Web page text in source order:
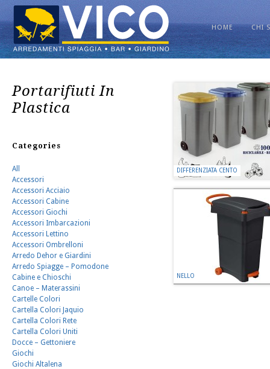
HOME CHI
Portarifiuti In
Plastica
Categories
All
Accessori
Accessori Acciaio
Accessori Cabine
Accessori Giochi
Accessori Imbarcazioni
Accessori Lettino
Accessori Ombrelloni
Arredo Dehor e Giardini
Arredo Spiagge – Pomodone
Cabine e Chioschi
Canoe – Materassini
Cartelle Colori
Cartella Colori Jaquio
Cartella Colori Rete
Cartella Colori Uniti
Docce – Gettoniere
Giochi
Giochi Altalena
DIFFERENZIATA CENTO
NELLO